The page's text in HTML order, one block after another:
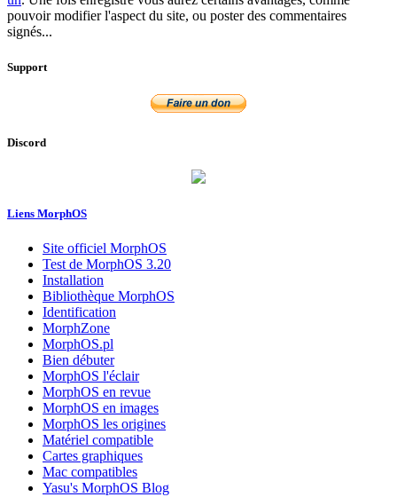
pouvoir modifier l'aspect du site, ou poster des commentaires
signés...
Support
Discord
Liens MorphOS
Site officiel MorphOS
Test de MorphOS 3.20
Installation
Bibliothèque MorphOS
Identification
MorphZone
MorphOS.pl
Bien débuter
MorphOS l'éclair
MorphOS en revue
MorphOS en images
MorphOS les origines
Matériel compatible
Cartes graphiques
Mac compatibles
Yasu's MorphOS Blog